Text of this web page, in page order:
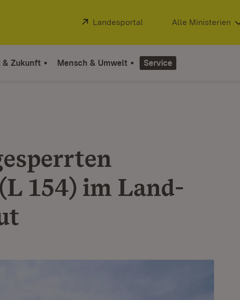
Extern:
Landesportal (Öffnet in neuem Fenster)
Alle Ministerien
& Zukunft Mensch & Umwelt Service
154) im Land-